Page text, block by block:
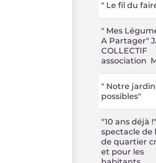
" Le fil du
" Mes
A Partager"
COLLECTIF
association
" Notre
possibles"
"10 ans déjà
spectacle de
de quartier
et pour les